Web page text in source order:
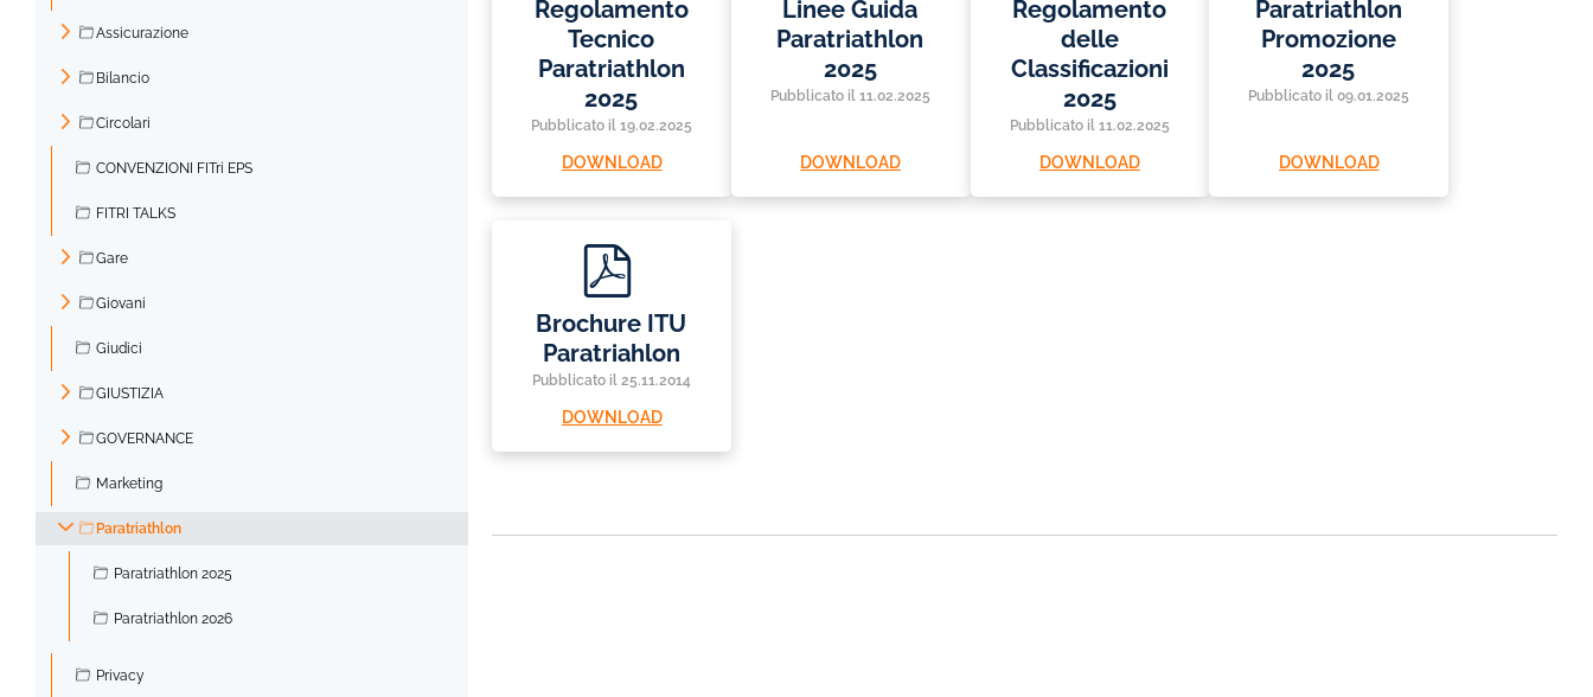
►
Assicurazione
►
Bilancio
Circolari
CONVENZIONI FITri EPS
FITRI TALKS
►
Gare
Giovani
Giudici
►
GIUSTIZIA
GOVERNANCE
Marketing
Paratriathlon
Paratriathlon 2025
Paratriathlon 2026
Privacy
Regolamento
Tecnico
Paratriathlon
2025
Pubblicato il 19.02.2025
DOWNLOAD
Linee Guida
Paratriathlon
2025
Pubblicato il 11.02.2025
DOWNLOAD
Regolamento
delle
Classificazioni
2025
Pubblicato il 11.02.2025
DOWNLOAD
Paratriathlon
Promozione
2025
Pubblicato il 09.01.2025
DOWNLOAD
f
Brochure ITU
Paratriahlon
Pubblicato il 25.11.2014
DOWNLOAD